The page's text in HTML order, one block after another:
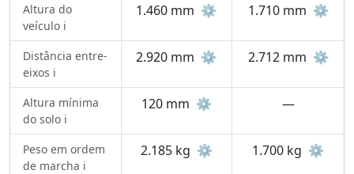
Altura do
veículo ℹ️
1.460 mm ⚙️ 1.710 mm ⚙️
Distância entre-
eixos ℹ️
2.920 mm ⚙️ 2.712 mm ⚙️
Altura mínima
do solo ℹ️
120 mm ⚙️ —
Peso em ordem
de marcha ℹ️
2.185 kg ⚙️ 1.700 kg ⚙️